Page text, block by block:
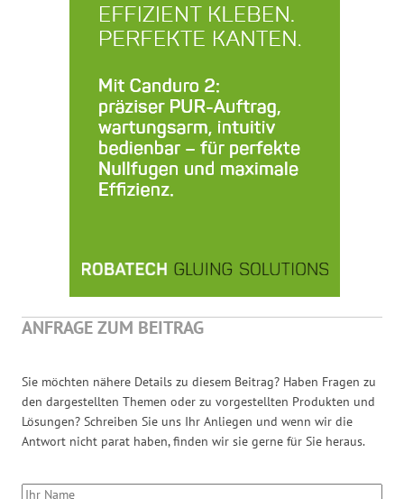
ANFRAGE ZUM BEITRAG
Sie möchten nähere Details zu diesem Beitrag? Haben Fragen zu
den dargestellten Themen oder zu vorgestellten Produkten und
Lösungen? Schreiben Sie uns Ihr Anliegen und wenn wir die
Antwort nicht parat haben, finden wir sie gerne für Sie heraus.